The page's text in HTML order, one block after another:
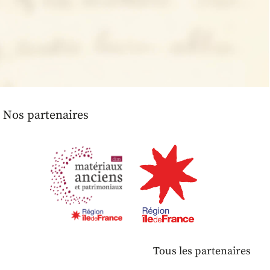
Nos partenaires
Tous les partenaires